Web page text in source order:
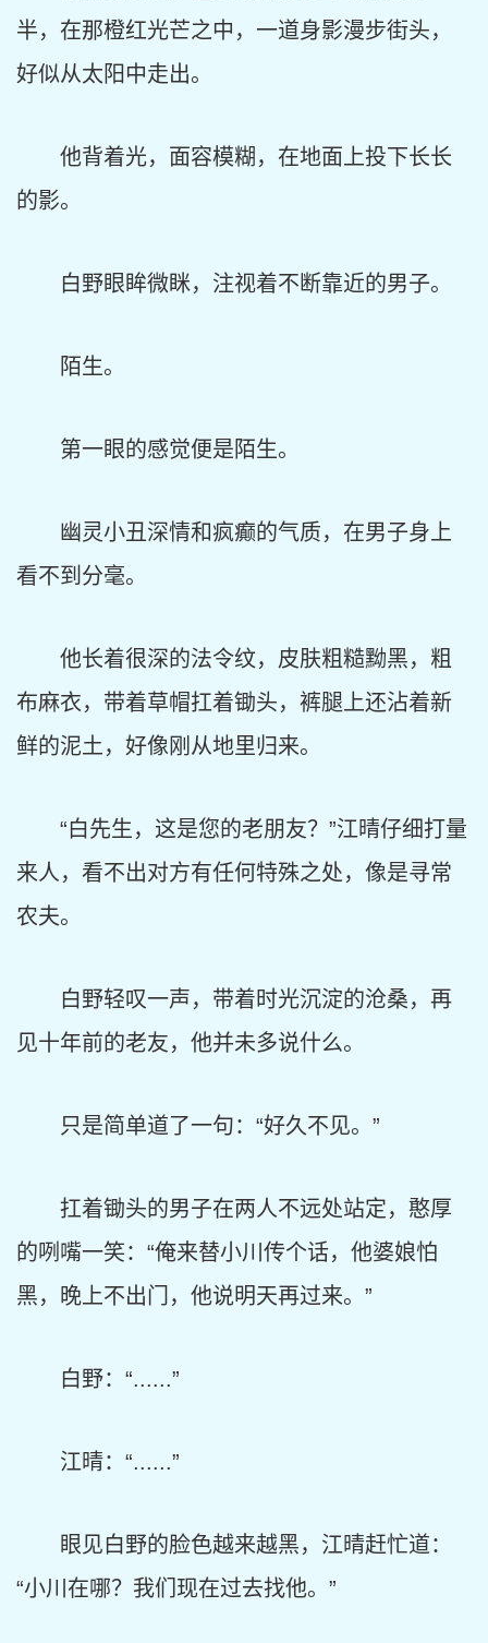
半，在那橙红光芒之中，一道身影漫步街头，
好似从太阳中走出。
他背着光，面容模糊，在地面上投下长长
的影。
白野眼眸微眯，注视着不断靠近的男子。
陌生。
第一眼的感觉便是陌生。
幽灵小丑深情和疯癫的气质，在男子身上
看不到分毫。
他长着很深的法令纹，皮肤粗糙黝黑，粗
布麻衣，带着草帽扛着锄头，裤腿上还沾着新
鲜的泥土，好像刚从地里归来。
“白先生，这是您的老朋友？”江晴仔细打量
来人，看不出对方有任何特殊之处，像是寻常
农夫。
白野轻叹一声，带着时光沉淀的沧桑，再
见十年前的老友，他并未多说什么。
只是简单道了一句：“好久不见。”
扛着锄头的男子在两人不远处站定，憨厚
的咧嘴一笑：“俺来替小川传个话，他婆娘怕
黑，晚上不出门，他说明天再过来。”
白野：“......”
江晴：“......”
眼见白野的脸色越来越黑，江晴赶忙道：
“小川在哪？我们现在过去找他。”